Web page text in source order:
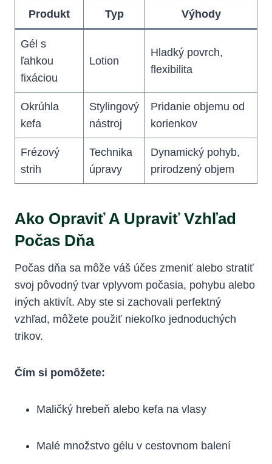
Produkt Typ Výhody
Gél s
ľahkou
fixáciou
Lotion
Hladký povrch,
flexibilita
Okrúhla
kefa
Stylingový
nástroj
Pridanie objemu od
korienkov
Frézový
strih
Technika
úpravy
Dynamický pohyb,
prirodzený objem
Ako Opraviť A Upraviť Vzhľad
Počas Dňa
Počas dňa sa môže váš účes zmeniť alebo stratiť
svoj pôvodný tvar vplyvom počasia, pohybu alebo
iných aktivít. Aby ste si zachovali perfektný
vzhľad, môžete použiť niekoľko jednoduchých
trikov.
Čím si pomôžete:
Maličký hrebeň alebo kefa na vlasy
Malé množstvo gélu v cestovnom balení